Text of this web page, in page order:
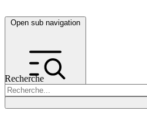
Open sub navigation
Recherche